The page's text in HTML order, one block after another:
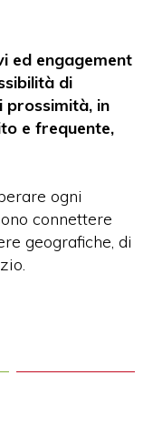
ed engagement
di
prossimità, in
e frequente,
ogni
connettere
geografiche, di